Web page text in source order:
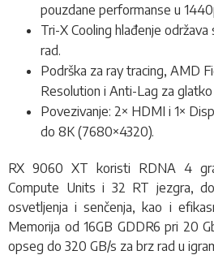
pouzdane performanse u
Tri-X Cooling hlađenje
rad.
Podrška za ray tracing, AMD
Resolution i Anti-Lag za
Povezivanje: 2× HDMI i 1×
do 8K (7680×4320).
RX 9060 XT koristi RDNA 4
Compute Units i 32 RT jezgra,
osvetljenja i senčenja, kao i
Memorija od 16GB GDDR6 pri 20
opseg do 320 GB/s za brz rad u